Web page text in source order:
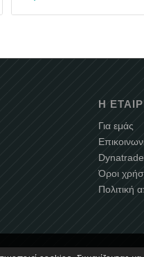
Η
Για εμάς
Όροι
Πολιτική